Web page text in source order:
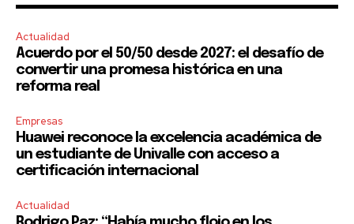
Actualidad
Acuerdo por el 50/50 desde 2027: el desafío de
convertir una promesa histórica en una
reforma real
Empresas
Huawei reconoce la excelencia académica de
un estudiante de Univalle con acceso a
certificación internacional
Actualidad